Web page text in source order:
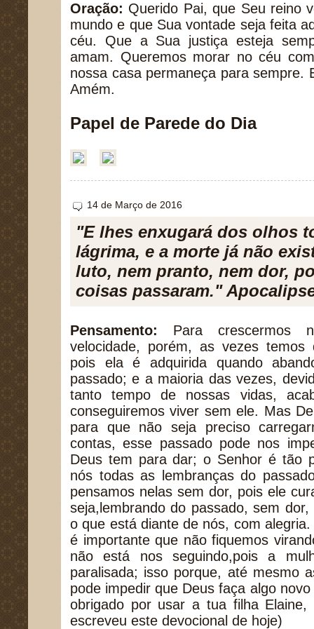
Oração: Querido Pai, que Seu reino
mundo e que Sua vontade seja feita
céu. Que a Sua justiça esteja
amam. Queremos morar no céu
nossa casa permaneça para sempre.
Amém.
Papel de Parede do Dia
14 de Março de 2016
"E lhes enxugará dos olhos
lágrima, e a morte já não
luto, nem pranto, nem dor,
coisas passaram."
Pensamento: Para crescermos
velocidade, porém, as vezes temos
pois ela é adquirida quando
passado; e a maioria das vezes,
tanto tempo de nossas vidas,
conseguiremos viver sem ele. Mas
para que não seja preciso
contas, esse passado pode nos
Deus tem para dar; o Senhor é tão
nós todas as lembranças do
pensamos nelas sem dor, pois ele
seja,lembrando do passado, sem
o que está diante de nós, com
é importante que não fiquemos
não está nos seguindo,pois a
paralisada; isso porque, até mesmo
pode impedir que Deus faça algo
obrigado por usar a tua filha
escreveu este devocional de hoje)